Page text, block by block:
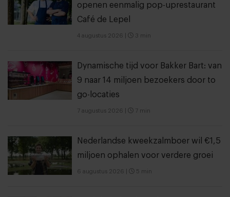
openen eenmalig pop-uprestaurant
Café de Lepel
4 augustus 2026 3 min
Dynamische tijd voor Bakker Bart: van
9 naar 14 miljoen bezoekers door to
go-locaties
7 augustus 2026 7 min
Nederlandse kweekzalmboer wil €1,5
miljoen ophalen voor verdere groei
6 augustus 2026 5 min